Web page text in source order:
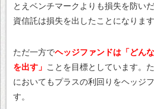
とえベンチマークよりも損失を防い
資信託は損失を出したことになります
ただ一方でヘッジファンドは「どん
を出す」 ことを目標としています。
においてもプラスの利回りをヘッジ
す。